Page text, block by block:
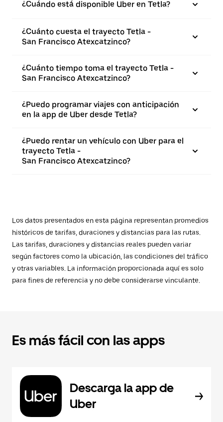
¿Cuándo está disponible Uber en Tetla?
¿Cuánto cuesta el trayecto Tetla -
San Francisco Atexcatzinco?
¿Cuánto tiempo toma el trayecto Tetla -
San Francisco Atexcatzinco?
¿Puedo programar viajes con anticipación
en la app de Uber desde Tetla?
¿Puedo rentar un vehículo con Uber para el
trayecto Tetla -
San Francisco Atexcatzinco?
Los datos presentados en esta página representan promedios
históricos de tarifas, duraciones y distancias para las rutas.
Las tarifas, duraciones y distancias reales pueden variar
según factores como la ubicación, las condiciones del tráfico
y otras variables. La información proporcionada aquí es solo
para fines de referencia y no debe considerarse vinculante.
Es más fácil con las apps
Descarga la app de
Uber